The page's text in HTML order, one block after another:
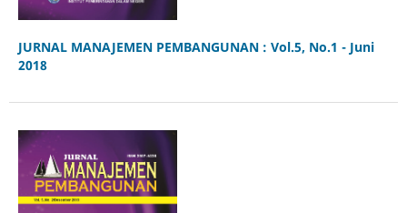
JURNAL MANAJEMEN PEMBANGUNAN : Vol.5, No.1 - Juni
2018